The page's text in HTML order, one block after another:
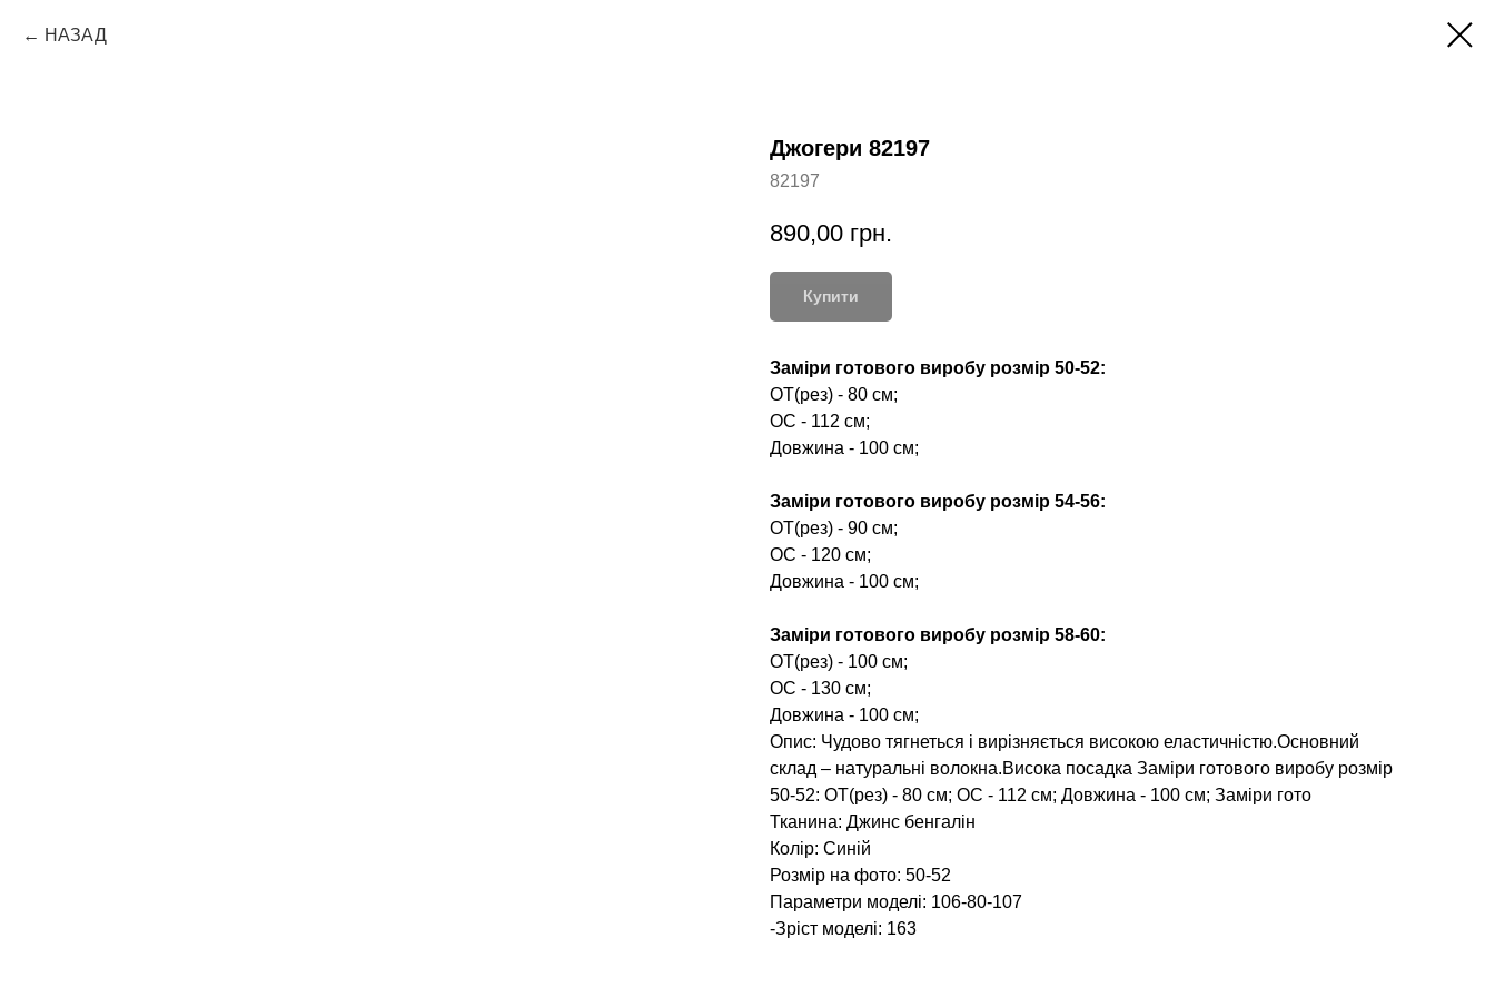
НАЗАД
Джогери 82197
82197
890,00 грн.
Купити
Заміри готового виробу розмір 50-52:
ОТ(рез) - 80 см;
ОС - 112 см;
Довжина - 100 см;
Заміри готового виробу розмір 54-56:
ОТ(рез) - 90 см;
ОС - 120 см;
Довжина - 100 см;
Заміри готового виробу розмір 58-60:
ОТ(рез) - 100 см;
ОС - 130 см;
Довжина - 100 см;
Опис: Чудово тягнеться і вирізняється високою еластичністю.Основний
склад – натуральні волокна.Висока посадка Заміри готового виробу розмір
50-52: ОТ(рез) - 80 см; ОС - 112 см; Довжина - 100 см; Заміри гото
Тканина: Джинс бенгалін
Колір: Синій
Розмір на фото: 50-52
Параметри моделі: 106-80-107
-Зріст моделі: 163